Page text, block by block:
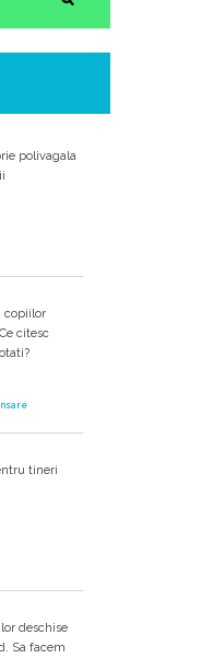
polivagala
copiilor
citesc
tineri
deschise
Sa facem